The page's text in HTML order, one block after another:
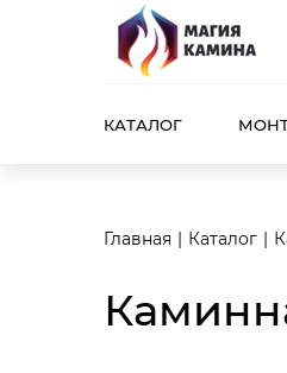
<meta name="robots"
КАТАЛОГ
Главная Каталог